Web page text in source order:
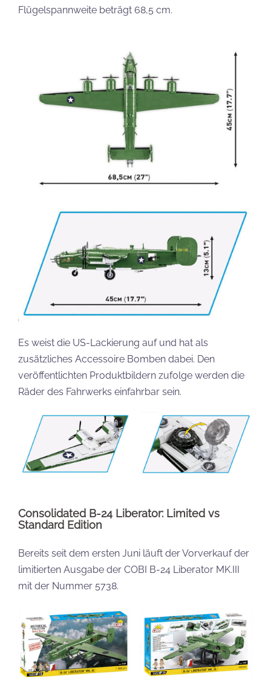
Flügelspannweite beträgt 68,5 cm.
Es weist die US-Lackierung auf und hat als
zusätzliches Accessoire Bomben dabei. Den
veröffentlichten Produktbildern zufolge werden die
Räder des Fahrwerks einfahrbar sein.
Consolidated B-24 Liberator: Limited vs
Standard Edition
Bereits seit dem ersten Juni läuft der Vorverkauf der
limitierten Ausgabe der COBI B-24 Liberator MK.III
mit der Nummer 5738.